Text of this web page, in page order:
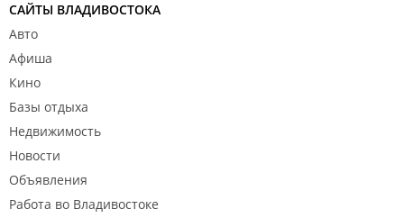
САЙТЫ ВЛАДИВОСТОКА
Авто
Афиша
Кино
Базы отдыха
Недвижимость
Новости
Объявления
Работа во Владивостоке